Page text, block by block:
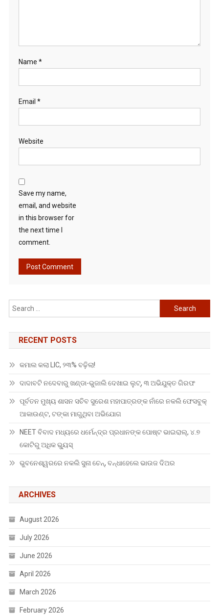
Name *
Email *
Website
Save my name,
email, and website
in this browser for
the next time I
comment.
Search
for:
RECENT POSTS
କମାଲ କଲା LIC, ୨୩% ବଢ଼ିଲା!
ଦାଦାବଟି ନଦେବାରୁ ଖଣ୍ଡା-ଭୁଜାଲି ଦେଖାଇ ଲୁଟ୍, ୩ ଅଭିଯୁକ୍ତ ଗିରଫ
ପୂର୍ବତନ ମୁଖ୍ୟ ଶାସନ ସଚିବ ସୁରେଶ ମହାପାତ୍ରଙ୍କ ନାଁରେ ନକଲି ଫେସବୁକ୍
ଆକାଉଣ୍ଟ, ଟଙ୍କା ମାଗୁଥିବା ଅଭିଯୋଗ
NEET ବିବାଦ ମଧ୍ୟରେ ଧର୍ମେନ୍ଦ୍ର ପ୍ରଧାନଙ୍କ ପୋଷ୍ଟ ଭାଇରାଲ୍, ୪.୭
କୋଟିରୁ ଅଧିକ ଭ୍ୟୁସ୍
ଭୁବନେଶ୍ୱରରେ ନକଲି ସୁନା ଚେନ୍, ବନ୍ଧାହେଲେ ଭାଉଜ ଦିଅର
ARCHIVES
August 2026
July 2026
June 2026
April 2026
March 2026
February 2026